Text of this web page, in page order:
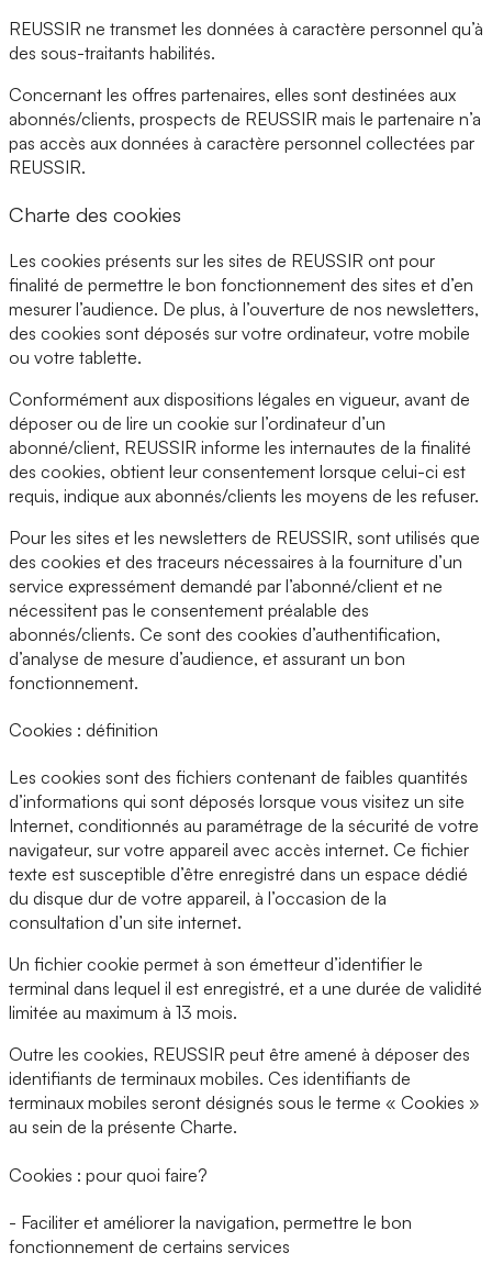
REUSSIR ne transmet les données à caractère personnel qu’à
des sous-traitants habilités.
Concernant les offres partenaires, elles sont destinées aux
abonnés/clients, prospects de REUSSIR mais le partenaire n’a
pas accès aux données à caractère personnel collectées par
REUSSIR.
Charte des cookies
Les cookies présents sur les sites de REUSSIR ont pour
finalité de permettre le bon fonctionnement des sites et d’en
mesurer l’audience. De plus, à l’ouverture de nos newsletters,
des cookies sont déposés sur votre ordinateur, votre mobile
ou votre tablette.
Conformément aux dispositions légales en vigueur, avant de
déposer ou de lire un cookie sur l’ordinateur d’un
abonné/client, REUSSIR informe les internautes de la finalité
des cookies, obtient leur consentement lorsque celui-ci est
requis, indique aux abonnés/clients les moyens de les refuser.
Pour les sites et les newsletters de REUSSIR, sont utilisés que
des cookies et des traceurs nécessaires à la fourniture d’un
service expressément demandé par l’abonné/client et ne
nécessitent pas le consentement préalable des
abonnés/clients. Ce sont des cookies d’authentification,
d’analyse de mesure d’audience, et assurant un bon
fonctionnement.
Cookies : définition
Les cookies sont des fichiers contenant de faibles quantités
d’informations qui sont déposés lorsque vous visitez un site
Internet, conditionnés au paramétrage de la sécurité de votre
navigateur, sur votre appareil avec accès internet. Ce fichier
texte est susceptible d’être enregistré dans un espace dédié
du disque dur de votre appareil, à l’occasion de la
consultation d’un site internet.
Un fichier cookie permet à son émetteur d’identifier le
terminal dans lequel il est enregistré, et a une durée de validité
limitée au maximum à 13 mois.
Outre les cookies, REUSSIR peut être amené à déposer des
identifiants de terminaux mobiles. Ces identifiants de
terminaux mobiles seront désignés sous le terme « Cookies »
au sein de la présente Charte.
Cookies : pour quoi faire?
- Faciliter et améliorer la navigation, permettre le bon
fonctionnement de certains services